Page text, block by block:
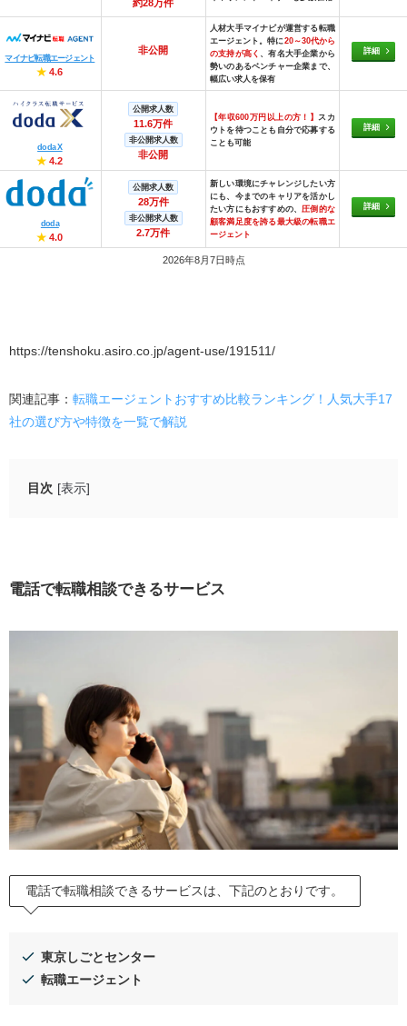
約28万件
マイナビ転職エージェント
★ 4.6
非公開
人材大手マイナビが運営する転職
エージェント。特に20～30代から
の支持が高く
、有名大手企業から
勢いのあるベンチャー企業まで、
幅広い求人を保有
詳細
doda X
★ 4.2
公開求人数
11.6万件
非公開求人数
非公開
【年収600万円以上の方！】 スカ
ウトを待つことも自分で応募する
ことも可能
詳細
doda
★ 4.0
公開求人数
28万件
非公開求人数
2.7万件
新しい環境にチャレンジしたい方
にも、今までのキャリアを活かし
たい方にもおすすめの、圧倒的な
顧客満足度を誇る最大級の転職エ
ージェント
詳細
2026年8月7日時点
https://tenshoku.asiro.co.jp/agent-use/191511/
関連記事： 転職エージェントおすすめ比較ランキング！人気大手17
社の選び方や特徴を一覧で解説
目次 [表示]
転職エージェント
リクルートエージェント
転職の相談は電話・対面・メールどれがおすすめ？
電話で転職相談をする3つのメリット
電話で転職相談をするデメリット
電話相談以外の相談方法
現在の状況と転職を決めた理由
転職先に望む条件
転職相談は身近な人にしても問題ない？
電話で転職相談できるサービス
電話で転職相談できるサービスは、下記のとおりです。
東京しごとセンター
転職エージェント